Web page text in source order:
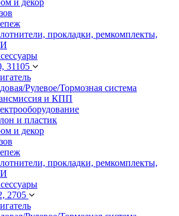
прокладки, ремкомплекты,
31105
Рулевое/Тормозная система
и КПП
и пластик
и декор
прокладки, ремкомплекты,
2705